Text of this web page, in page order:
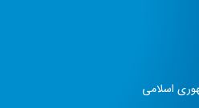
اسلامی